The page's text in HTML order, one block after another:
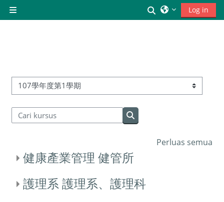
Lewati ke konten utama
Panel samping
Alihkan input
Log in
Kategori kursus
Cari kursus
Cari kursus
Perluas semua
健康產業管理 健管所
護理系 護理系、護理科